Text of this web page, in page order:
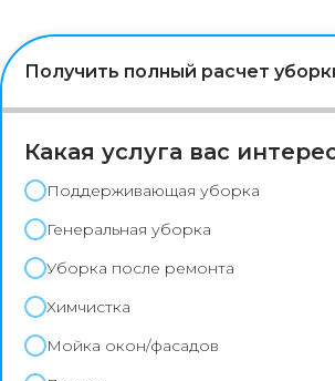
Получить полный расчет
Какая услуга вас
Поддерживающая уборка
Генеральная уборка
Уборка после ремонта
Химчистка
Мойка окон/фасадов